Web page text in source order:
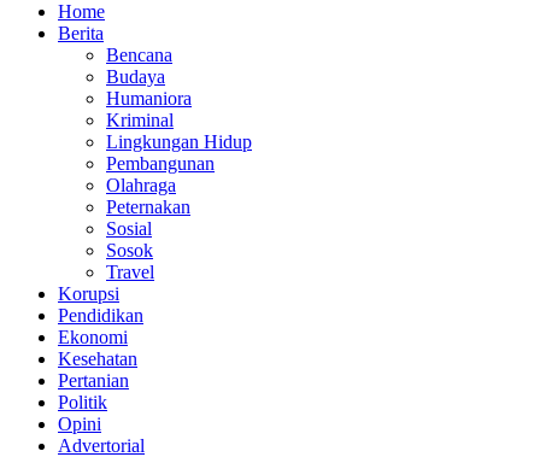
Home
Berita
Bencana
Budaya
Humaniora
Kriminal
Lingkungan Hidup
Pembangunan
Olahraga
Peternakan
Sosial
Sosok
Travel
Korupsi
Pendidikan
Ekonomi
Kesehatan
Pertanian
Politik
Opini
Advertorial